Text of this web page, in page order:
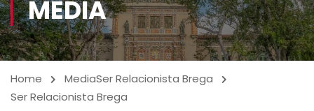
MEDIA
Home MediaSer Relacionista Brega
Ser Relacionista Brega